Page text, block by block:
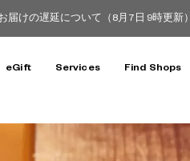
届けの遅延について（8月7日 9時更新）
eGift Services Find Shops